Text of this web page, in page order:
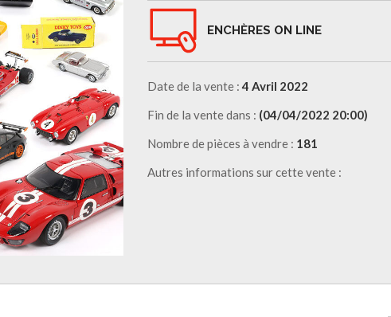
ENCHÈRES ON LINE
Date de la vente :4 Avril 2022
Fin de la vente dans : (04/04/2022 20:00)
Nombre de pièces à vendre : 181
Autres informations sur cette vente :